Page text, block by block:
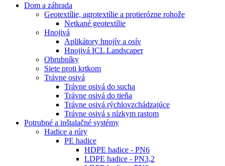
Dom a záhrada
Geotextílie, agrotextílie a protierózne rohože
Netkané geotextílie
Hnojivá
Aplikátory hnojív a osív
Hnojivá ICL Landscaper
Obrubníky
Siete proti krtkom
Trávne osivá
Trávne osivá do sucha
Trávne osivá do tieňa
Trávne osivá rýchlovzchádzajúce
Trávne osivá s nízkym rastom
Potrubné a inštalačné systémy
Hadice a rúry
PE hadice
HDPE hadice - PN6
LDPE hadice - PN3,2